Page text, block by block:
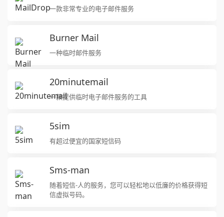
一款非常专业的电子邮件服务
Burner Mail
一种临时邮件服务
20minutemail
一款提供临时电子邮件服务的工具
5sim
有超过便宜的国家短信码
Sms-man
随着短信-人的服务，您可以轻松地以低廉的价格获得短
信虚拟号码。